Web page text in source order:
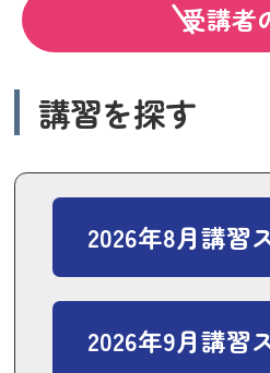
受講者
講習を探す
2026年8月講習
2026年9月講習